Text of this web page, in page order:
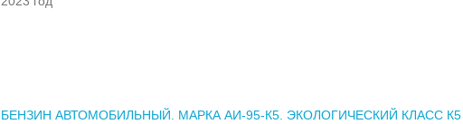
БЕНЗИН АВТОМОБИЛЬНЫЙ. МАРКА АИ-95-К5. ЭКОЛОГИЧЕСКИЙ КЛАСС К5